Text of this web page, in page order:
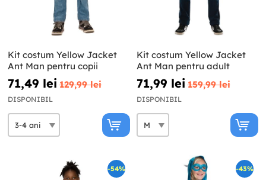
Kit costum Yellow Jacket
Ant Man pentru copii
71,49 lei 129,99 lei
DISPONIBIL
Kit costum Yellow Jacket
Ant Man pentru adult
71,99 lei 159,99 lei
DISPONIBIL
-54% -43%